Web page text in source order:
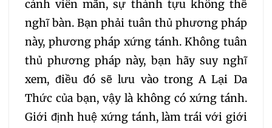
cánh viên mãn, sự thành tựu không thể
nghĩ bàn. Bạn phải tuân thủ phương pháp
này, phương pháp xứng tánh. Không tuân
thủ phương pháp này, bạn hãy suy nghĩ
xem, điều đó sẽ lưu vào trong A Lại Da
Thức của bạn, vậy là không có xứng tánh.
Giới định huệ xứng tánh, làm trái với giới